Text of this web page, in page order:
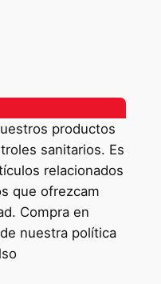
productos
sanitarios. Es
relacionados
que ofrezcam
Compra en
nuestra política